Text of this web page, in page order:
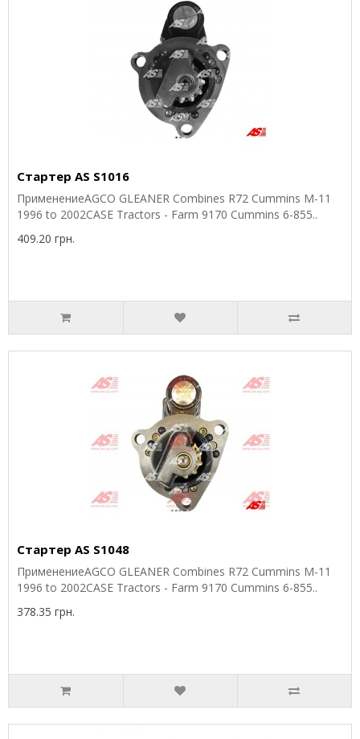
Стартер AS S1016
ПрименениеAGCO GLEANER Combines R72 Cummins M-11
1996 to 2002CASE Tractors - Farm 9170 Cummins 6-855..
409.20 грн.
Стартер AS S1048
ПрименениеAGCO GLEANER Combines R72 Cummins M-11
1996 to 2002CASE Tractors - Farm 9170 Cummins 6-855..
378.35 грн.